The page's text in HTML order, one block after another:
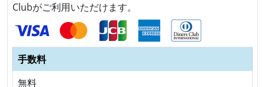
Clubがご利用いただけます。
手数料
無料